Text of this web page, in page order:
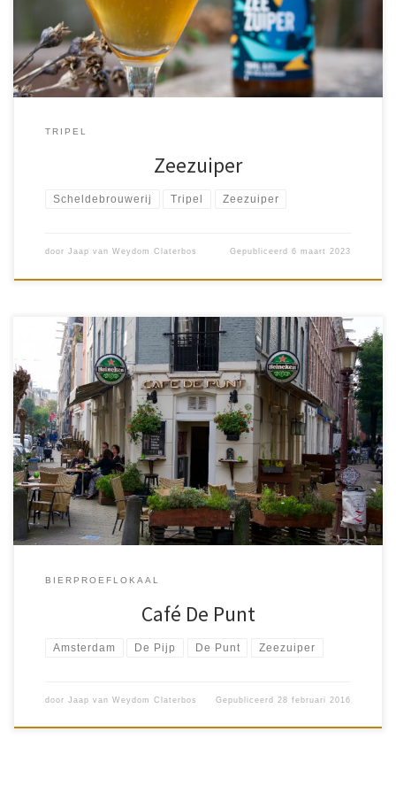
Zeezuiper […]
TRIPEL
Zeezuiper
Scheldebrouwerij Tripel Zeezuiper
door Jaap van Weydom Claterbos Gepubliceerd6 maart 2023
Het hoeft niet altijd een speciaalbier café te zijn om van een mooi
speciaalbier te kunnen genieten. Café De Punt is zo'n plek, daar
word je op verrassend speciaalbier getrakteerd. […]
BIERPROEFLOKAAL
Café De Punt
Amsterdam De Pijp De Punt Zeezuiper
door Jaap van Weydom Claterbos Gepubliceerd 28 februari 2016